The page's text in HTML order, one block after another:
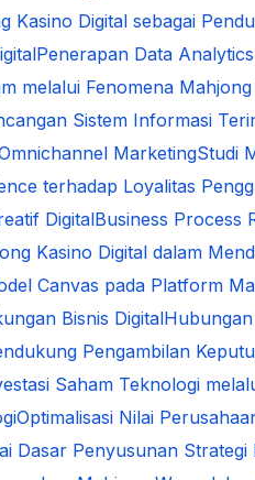
Kasino Digital sebagai
Penerapan Data
melalui Fenomena
Sistem Informasi
MarketingStudi
terhadap Loyalitas
DigitalBusiness Process
Kasino Digital dalam
Canvas pada Platform
Bisnis Digital
Pengambilan
Saham Teknologi
Optimalisasi Nilai
Dasar Penyusunan Strategi